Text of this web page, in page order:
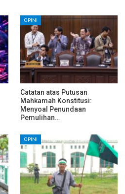
OPINI
Catatan atas Putusan
Mahkamah Konstitusi:
Menyoal Penundaan
Pemulihan…
OPINI